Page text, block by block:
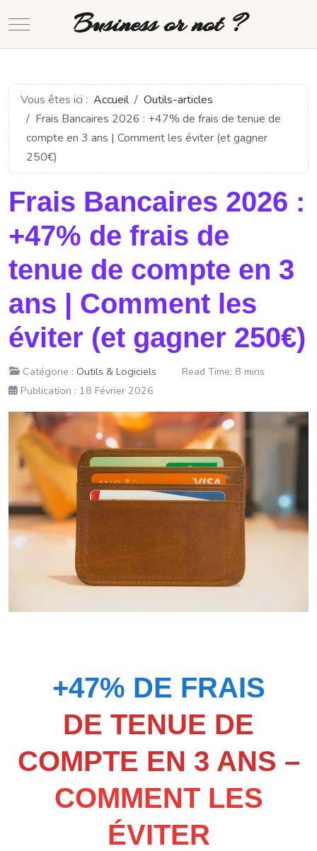
Mobile Menu ToggleBusiness or not ?
Vous êtes ici : Accueil
Outils-articles
Frais Bancaires 2026 : +47% de frais de tenue de
compte en 3 ans | Comment les éviter (et gagner
250€)
Frais Bancaires 2026 :
+47% de frais de
tenue de compte en 3
ans | Comment les
éviter (et gagner 250€)
Catégorie : Outils & Logiciels
Read Time: 8 mins
Publication : 18 Février 2026
+47% DE FRAIS
DE TENUE DE
COMPTE EN 3 ANS –
COMMENT LES
ÉVITER